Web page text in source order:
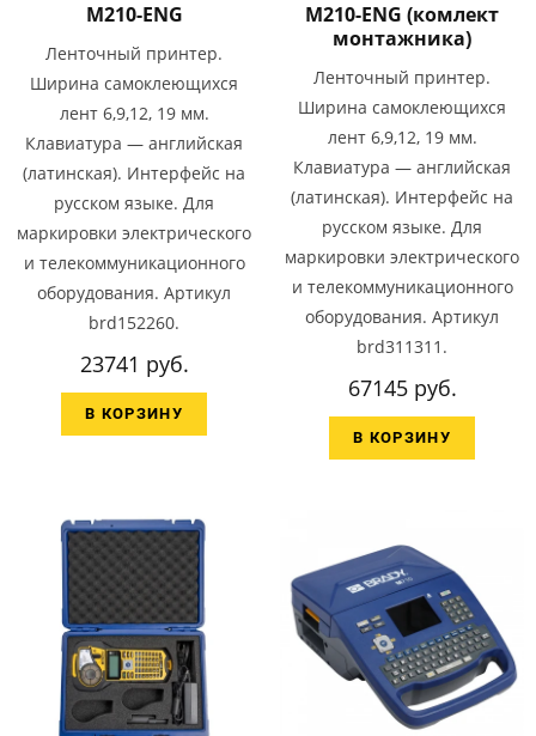
M210-ENG
Ленточный принтер.
Ширина самоклеющихся
лент 6,9,12, 19 мм.
Клавиатура — английская
(латинская). Интерфейс на
русском языке. Для
маркировки электрического
и телекоммуникационного
оборудования. Артикул
brd152260.
23741 руб.
В КОРЗИНУ
M210-ENG (комлект
монтажника)
Ленточный принтер.
Ширина самоклеющихся
лент 6,9,12, 19 мм.
Клавиатура — английская
(латинская). Интерфейс на
русском языке. Для
маркировки электрического
и телекоммуникационного
оборудования. Артикул
brd311311.
67145 руб.
В КОРЗИНУ